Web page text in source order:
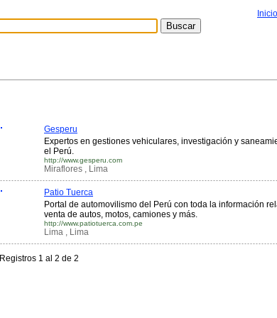
Inicio
Gesperu
Expertos en gestiones vehiculares, investigación y
el Perú.
http://www.gesperu.com
Miraflores , Lima
Patio Tuerca
Portal de automovilismo del Perú con toda la información
venta de autos, motos, camiones y más.
http://www.patiotuerca.com.pe
Lima , Lima
Registros 1 al 2 de 2